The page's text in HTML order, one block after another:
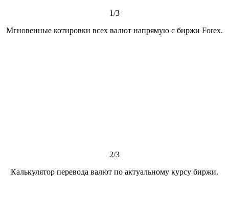
1/3
Мгновенные котировки всех валют напрямую с биржи Forex.
2/3
Калькулятор перевода валют по актуальному курсу биржи.